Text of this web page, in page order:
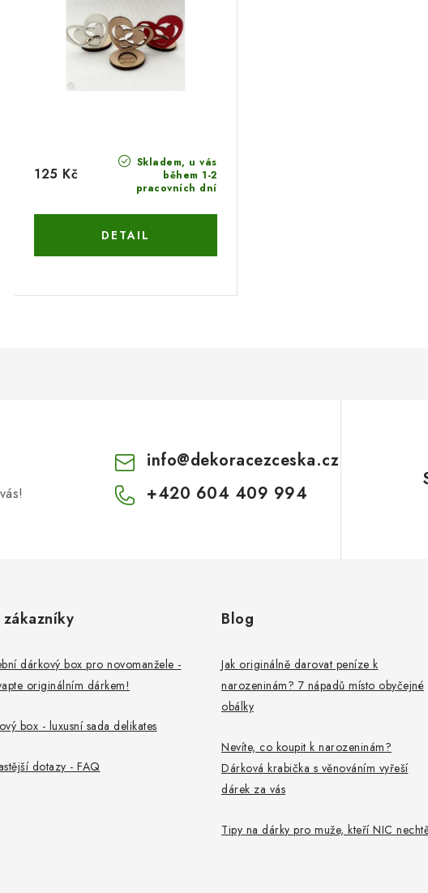
Skladem, u vás
během 1-2
pracovních dní
125 Kč
info@dekoracezceska.cz
+420 604 409 994
zákazníky
dárkový box pro novomanžele -
originálním dárkem!
box - luxusní sada delikates
dotazy - FAQ
Blog
Jak originálně darovat peníze k
narozeninám? 7 nápadů místo obyčejné
obálky
Nevíte, co koupit k narozeninám?
Dárková krabička s věnováním vyřeší
dárek za vás
Tipy na dárky pro muže, kteří NIC